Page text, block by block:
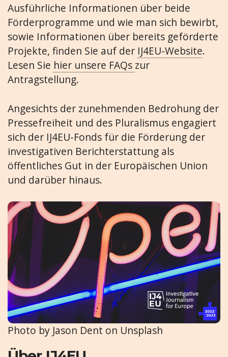
Ausführliche Informationen über beide
Förderprogramme und wie man sich bewirbt,
sowie Informationen über bereits geförderte
Projekte, finden Sie auf der IJ4EU-Website.
Lesen Sie hier unsere FAQs zur
Antragstellung.
Angesichts der zunehmenden Bedrohung der
Pressefreiheit und des Pluralismus engagiert
sich der IJ4EU-Fonds für die Förderung der
investigativen Berichterstattung als
öffentliches Gut in der Europäischen Union
und darüber hinaus.
Photo by Jason Dent on Unsplash